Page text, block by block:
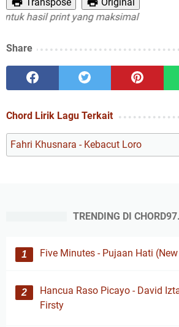
hasil print yang maksimal
Share
Chord Lirik Lagu Terkait
Fahri Khusnara - Kebacut Loro
TRENDING DI
Five Minutes - Pujaan Hati
Hancua Raso Picayo - David
Firsty